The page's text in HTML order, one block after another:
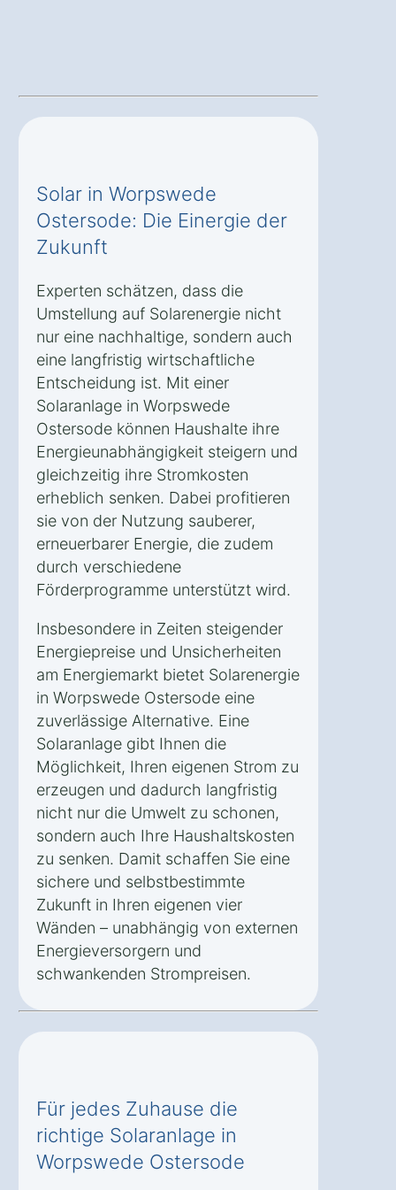
Solar in Worpswede
Ostersode: Die Einergie der
Zukunft
Experten schätzen, dass die
Umstellung auf Solarenergie nicht
nur eine nachhaltige, sondern auch
eine langfristig wirtschaftliche
Entscheidung ist. Mit einer
Solaranlage in Worpswede
Ostersode können Haushalte ihre
Energieunabhängigkeit steigern und
gleichzeitig ihre Stromkosten
erheblich senken. Dabei profitieren
sie von der Nutzung sauberer,
erneuerbarer Energie, die zudem
durch verschiedene
Förderprogramme unterstützt wird.
Insbesondere in Zeiten steigender
Energiepreise und Unsicherheiten
am Energiemarkt bietet Solarenergie
in Worpswede Ostersode eine
zuverlässige Alternative. Eine
Solaranlage gibt Ihnen die
Möglichkeit, Ihren eigenen Strom zu
erzeugen und dadurch langfristig
nicht nur die Umwelt zu schonen,
sondern auch Ihre Haushaltskosten
zu senken. Damit schaffen Sie eine
sichere und selbstbestimmte
Zukunft in Ihren eigenen vier
Wänden – unabhängig von externen
Energieversorgern und
schwankenden Strompreisen.
Für jedes Zuhause die
richtige Solaranlage in
Worpswede Ostersode